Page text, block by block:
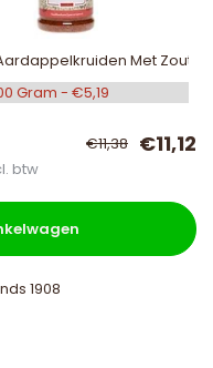
Met Zout
€11,38 €11,12
btw
1908